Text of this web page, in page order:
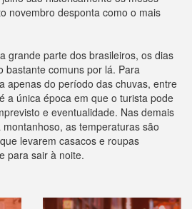
novembro desponta como o mais
grande parte dos brasileiros, os dias
bastante comuns por lá. Para
apenas do período das chuvas, entre
a única época em que o turista pode
e eventualidade. Nas demais
as temperaturas são
levarem casacos e roupas
para sair à noite.